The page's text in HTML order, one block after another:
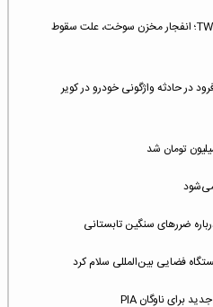
سی‌امین سالگرد سانحه پرواز TWA 800؛ انفجار مخزن سوخت، علت سقوط
در حادثه واژگونی خودرو در کویر
می‌شود
ضررهای سنگین تابستانی
فضایی بین‌المللی سلام کرد